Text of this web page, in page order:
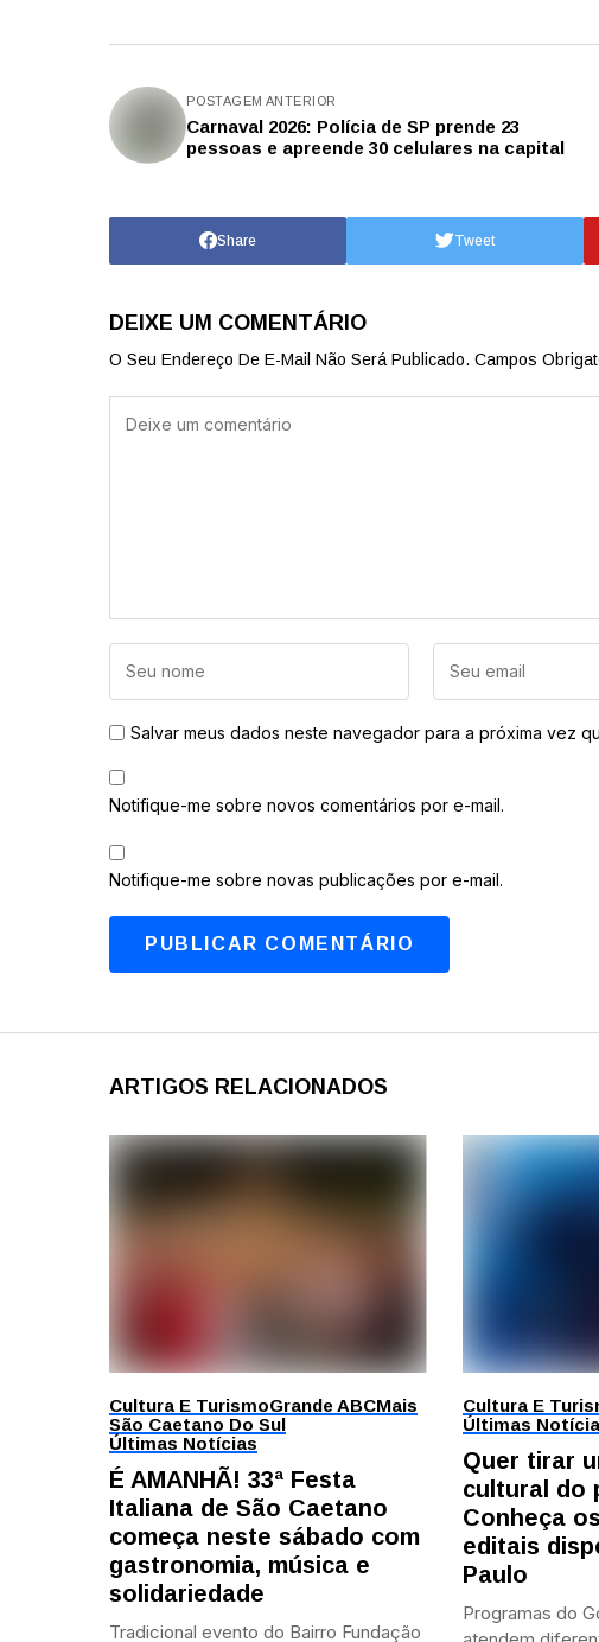
POSTAGEM ANTERIOR
Carnaval 2026: Polícia de SP prende 23
pessoas e apreende 30 celulares na capital
Share Tweet
DEIXE UM COMENTÁRIO
O Seu Endereço De E-Mail Não Será Publicado. Campos
Salvar meus dados neste navegador para a próxima vez
Notifique-me sobre novos comentários por e-mail.
Notifique-me sobre novas publicações por e-mail.
ARTIGOS RELACIONADOS
Cultura E TurismoGrande ABCMais
São Caetano Do Sul
Últimas Notícias
É AMANHÃ! 33ª Festa
Italiana de São Caetano
começa neste sábado com
gastronomia, música e
solidariedade
Tradicional evento do Bairro Fundação
Cultura E
Últimas
Quer tirar
cultural do
Conheça
editais
Paulo
Programas do